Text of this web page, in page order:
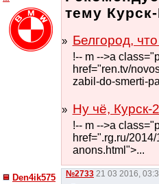
тему
Белгород,
!-- m -->a
href="ren.tv/
zabil-do-smerti-
Ну чё, Курск-
!-- m -->a
href=".rg.ru/
anons.html">...
Den4ik575 №2733 21 03 2016,